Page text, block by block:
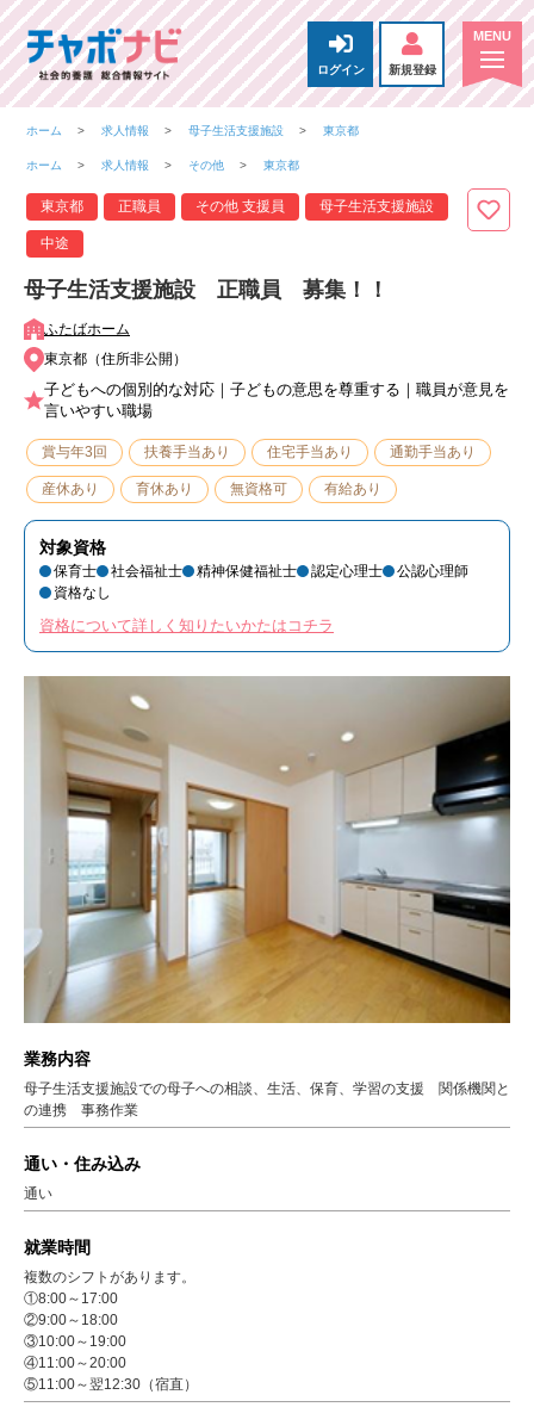
ログイン 新規登録
ホーム 求人情報 母子生活支援施設 東京都
ホーム 求人情報 その他 東京都
東京都 正職員 その他 支援員 母子生活支援施設
中途
母子生活支援施設 正職員 募集！！
ふたばホーム
東京都（住所非公開）
子どもへの個別的な対応｜子どもの意思を尊重する｜職員が意見を
言いやすい職場
賞与年3回 扶養手当あり 住宅手当あり 通勤手当あり
産休あり 育休あり 無資格可 有給あり
対象資格
保育士 社会福祉士 精神保健福祉士 認定心理士
公認心理師
資格なし
資格について詳しく知りたいかたはコチラ
業務内容
母子生活支援施設での母子への相談、生活、保育、学習の支援 関係機関と
の連携 事務作業
通い・住み込み
通い
就業時間
複数のシフトがあります。
①8:00～17:00
②9:00～18:00
③10:00～19:00
④11:00～20:00
⑤11:00～翌12:30（宿直）